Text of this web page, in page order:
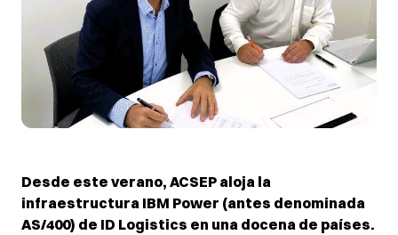
Desde este verano, ACSEP aloja la
infraestructura IBM Power (antes denominada
AS/400) de ID Logistics en una docena de países.